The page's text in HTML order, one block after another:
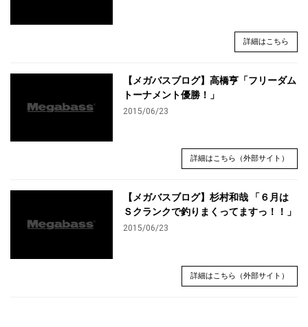
詳細はこちら
【メガバスブログ】高橋亨「フリーダム
トーナメント優勝！」
2015/06/23
詳細はこちら（外部サイト）
【メガバスブログ】杉村和哉 「６月は
Ｓクランクで釣りまくってますっ！！」
2015/06/23
詳細はこちら（外部サイト）